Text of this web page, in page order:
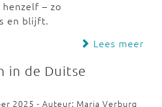
– zo
en blijft.
Lees meer
in de Duitse
2025 - Auteur: Marja Verburg